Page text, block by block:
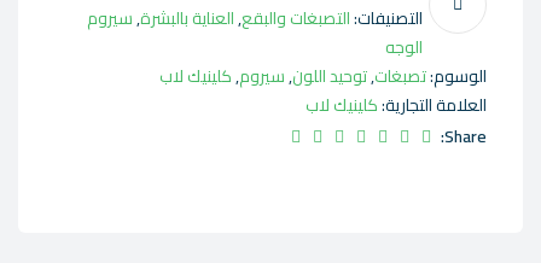
التصنيفات:التصبغات والبقع,العناية بالبشرة,سيروم
الوجه
الوسوم:تصبغات,توحيد اللون,سيروم,كلينيك لاب
العلامة التجارية:كلينيك لاب
Share: